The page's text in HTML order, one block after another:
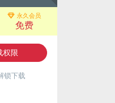
永久会员
免费
权限
锁下载